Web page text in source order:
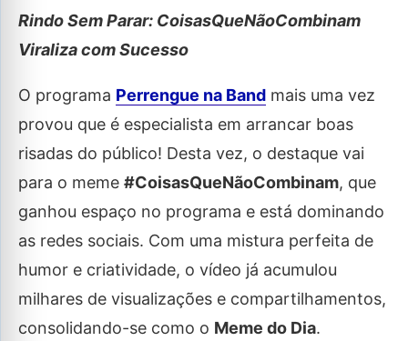
Rindo Sem Parar: CoisasQueNãoCombinam
Viraliza com Sucesso
O programa Perrengue na Band mais uma vez
provou que é especialista em arrancar boas
risadas do público! Desta vez, o destaque vai
para o meme #CoisasQueNãoCombinam, que
ganhou espaço no programa e está dominando
as redes sociais. Com uma mistura perfeita de
humor e criatividade, o vídeo já acumulou
milhares de visualizações e compartilhamentos,
consolidando-se como o Meme do Dia.